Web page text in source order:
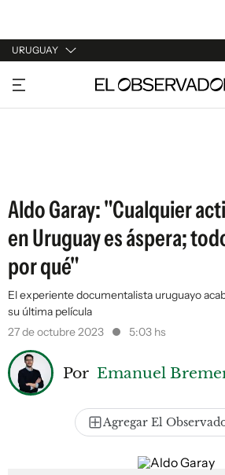
URUGUAY
URUGUAY
ARGENTINA
Aldo Garay: "Cualquier
en Uruguay es áspera;
por qué"
El experiente documentalista uruguayo
su última película
27 de octubre 2023
5:03 hs
Por Emanuel
Agregar El